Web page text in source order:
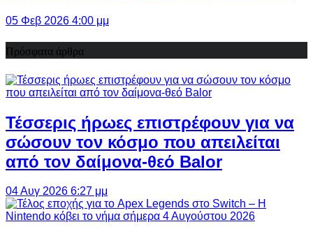
05 Φεβ 2026 4:00 μμ
Πρόσφατα άρθρα
Τέσσερις ήρωες επιστρέφουν για να
σώσουν τον κόσμο που απειλείται
από τον δαίμονα-θεό Balor
04 Αυγ 2026 6:27 μμ